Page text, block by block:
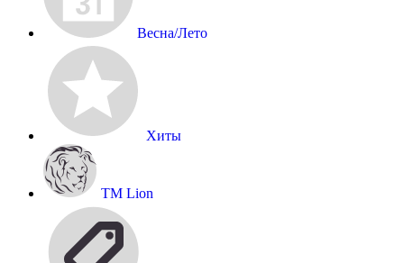
Весна/Лето
Хиты
TM Lion